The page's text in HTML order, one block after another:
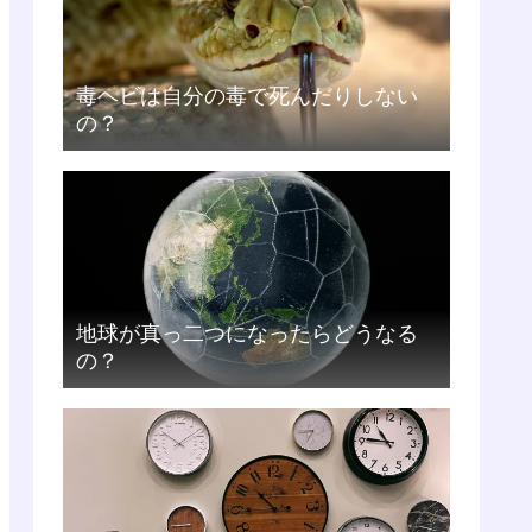
毒ヘビは自分の毒で死んだりしない
の？
地球が真っ二つになったらどうなる
の？